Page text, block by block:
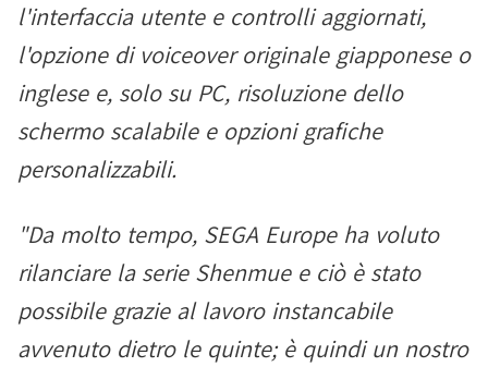
l'interfaccia utente e controlli aggiornati,
l'opzione di voiceover originale giapponese o
inglese e, solo su PC, risoluzione dello
schermo scalabile e opzioni grafiche
personalizzabili.
"Da molto tempo, SEGA Europe ha voluto
rilanciare la serie Shenmue e ciò è stato
possibile grazie al lavoro instancabile
avvenuto dietro le quinte; è quindi un nostro